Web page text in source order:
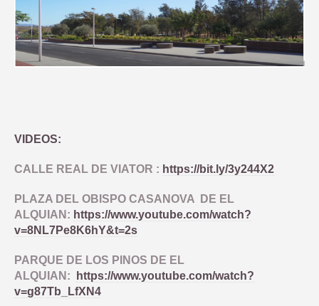
VIDEOS:
CALLE REAL DE VIATOR : https://bit.ly/3y244X2
PLAZA DEL OBISPO CASANOVA DE EL
ALQUIAN: https://www.youtube.com/watch?
v=8NL7Pe8K6hY&t=2s
PARQUE DE LOS PINOS DE EL
ALQUIAN:
https://www.youtube.com/watch?
v=g87Tb_LfXN4